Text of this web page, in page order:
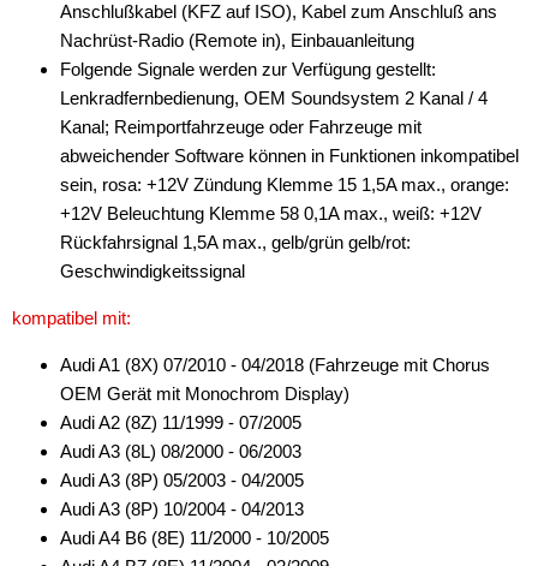
Anschlußkabel (KFZ auf ISO), Kabel zum Anschluß ans
Nachrüst-Radio (Remote in), Einbauanleitung
Folgende Signale werden zur Verfügung gestellt:
Lenkradfernbedienung, OEM Soundsystem 2 Kanal / 4
Kanal; Reimportfahrzeuge oder Fahrzeuge mit
abweichender Software können in Funktionen inkompatibel
sein, rosa: +12V Zündung Klemme 15 1,5A max., orange:
+12V Beleuchtung Klemme 58 0,1A max., weiß: +12V
Rückfahrsignal 1,5A max., gelb/grün gelb/rot:
Geschwindigkeitssignal
kompatibel mit:
Audi A1 (8X) 07/2010 - 04/2018 (Fahrzeuge mit Chorus
OEM Gerät mit Monochrom Display)
Audi A2 (8Z) 11/1999 - 07/2005
Audi A3 (8L) 08/2000 - 06/2003
Audi A3 (8P) 05/2003 - 04/2005
Audi A3 (8P) 10/2004 - 04/2013
Audi A4 B6 (8E) 11/2000 - 10/2005